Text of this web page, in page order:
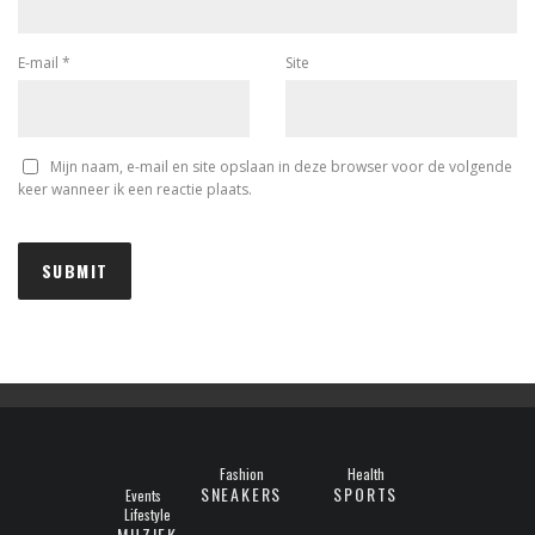
E-mail * Site
Mijn naam, e-mail en site opslaan in deze browser voor de volgende
keer wanneer ik een reactie plaats.
Events
Fashion
SNEAKERS
Health
SPORTS
Lifestyle